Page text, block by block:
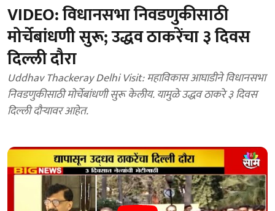
VIDEO: विधानसभा निवडणुकीसाठी
मोर्चेबांधणी सुरू; उद्धव ठाकरेंचा ३ दिवस
दिल्ली दौरा
Uddhav Thackeray Delhi Visit: महाविकास आघाडीने विधानसभा
निवडणुकीसाठी मोर्चेबांधणी सुरू केलीय. यामुळे उद्धव ठाकरे ३ दिवस
दिल्ली दौऱ्यावर आहेत.